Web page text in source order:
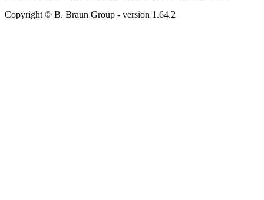
Copyright © B. Braun Group - version 1.64.2